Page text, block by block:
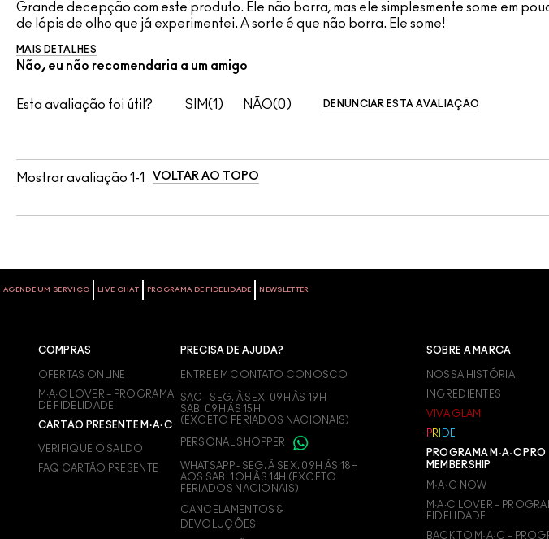
Grande decepção com este produto. Ele não borra, mas ele simplesmente some em
de lápis de olho que já experimentei. A sorte é que não borra. Ele some!
MAIS DETALHES
Não, eu não recomendaria a um amigo
Esta avaliação foi útil? 1 0 DENUNCIAR ESTA AVALIAÇÃO
Mostrar avaliação 1-1 VOLTAR AO TOPO
AGENDE UM SERVIÇO LIVE CHAT PROGRAMA DE FIDELIDADE NEWSLETTER
COMPRAS
OFERTAS ONLINE
M∙A∙C LOVER – PROGRAMA
DE FIDELIDADE
CARTÃO PRESENTE M·A·C
VERIFIQUE O SALDO
FAQ CARTÃO PRESENTE
PRECISA DE AJUDA?
ENTRE EM CONTATO CONOSCO
SAC - SEG. À SEX. 09H ÀS 19H
SAB. 09H ÀS 15H
(EXCETO FERIADOS NACIONAIS)
PERSONAL SHOPPER
WHATSAPP - SEG. À SEX. 09H ÀS 18H
AOS SAB. 1OH ÀS 14H (EXCETO
FERIADOS NACIONAIS)
CANCELAMENTOS &
DEVOLUÇÕES
SOBRE A MARCA
NOSSA HISTÓRIA
INGREDIENTES
VIVA GLAM
PR D E
PROGRAMA M·A·C PRO
MEMBERSHIP
M·A·C NOW
M∙A∙C LOVER –
FIDELIDADE
BACK TO M·A·C –